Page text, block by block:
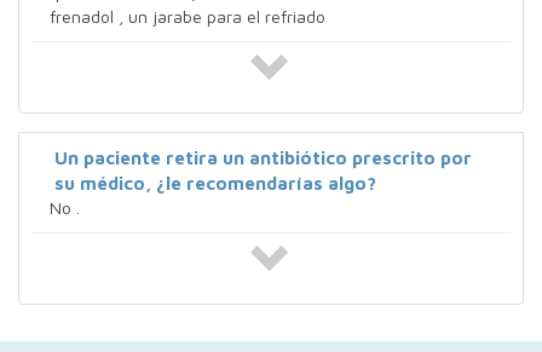
frenadol , un jarabe para el refriado
Un paciente retira un antibiótico prescrito por
su médico, ¿le recomendarías algo?
No .